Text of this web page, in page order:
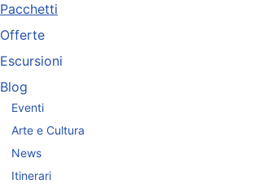
Pacchetti
Offerte
Escursioni
Blog
Eventi
Arte e Cultura
News
Itinerari